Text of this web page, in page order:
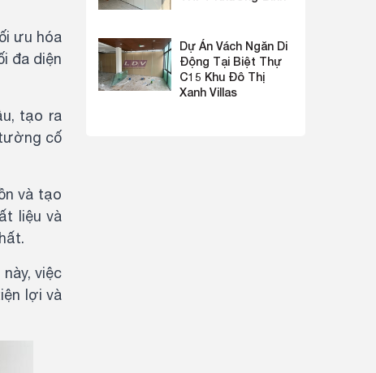
ưu hóa
đa diện
tạo ra
cố
và tạo
liệu và
việc
lợi và
Dự Án Vách Ngăn Di
Động Tại Biệt Thự
C15 Khu Đô Thị
Xanh Villas